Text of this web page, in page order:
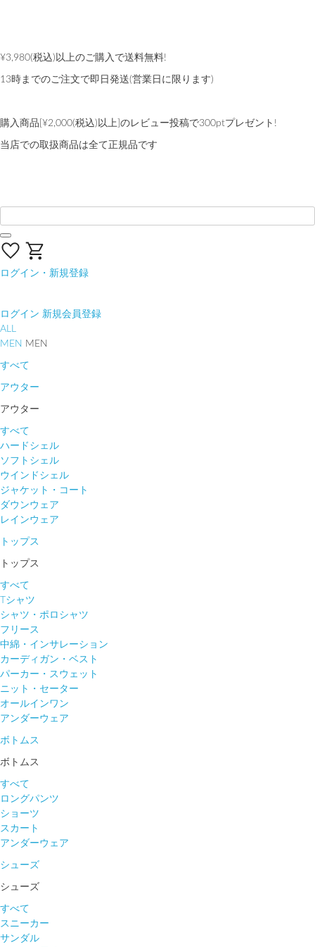
¥3,980(税込)以上のご購入で送料無料!
13時までのご注文で即日発送(営業日に限ります)
購入商品[¥2,000(税込)以上]のレビュー投稿で300ptプレゼント!
当店での取扱商品は全て正規品です
ログイン・新規登録
ログイン 新規会員登録
ALL
MEN MEN
すべて
アウター
アウター
すべて
ハードシェル
ソフトシェル
ウインドシェル
ジャケット・コート
ダウンウェア
レインウェア
トップス
トップス
すべて
Tシャツ
シャツ・ポロシャツ
フリース
中綿・インサレーション
カーディガン・ベスト
パーカー・スウェット
ニット・セーター
オールインワン
アンダーウェア
ボトムス
ボトムス
すべて
ロングパンツ
ショーツ
スカート
アンダーウェア
シューズ
シューズ
すべて
スニーカー
サンダル